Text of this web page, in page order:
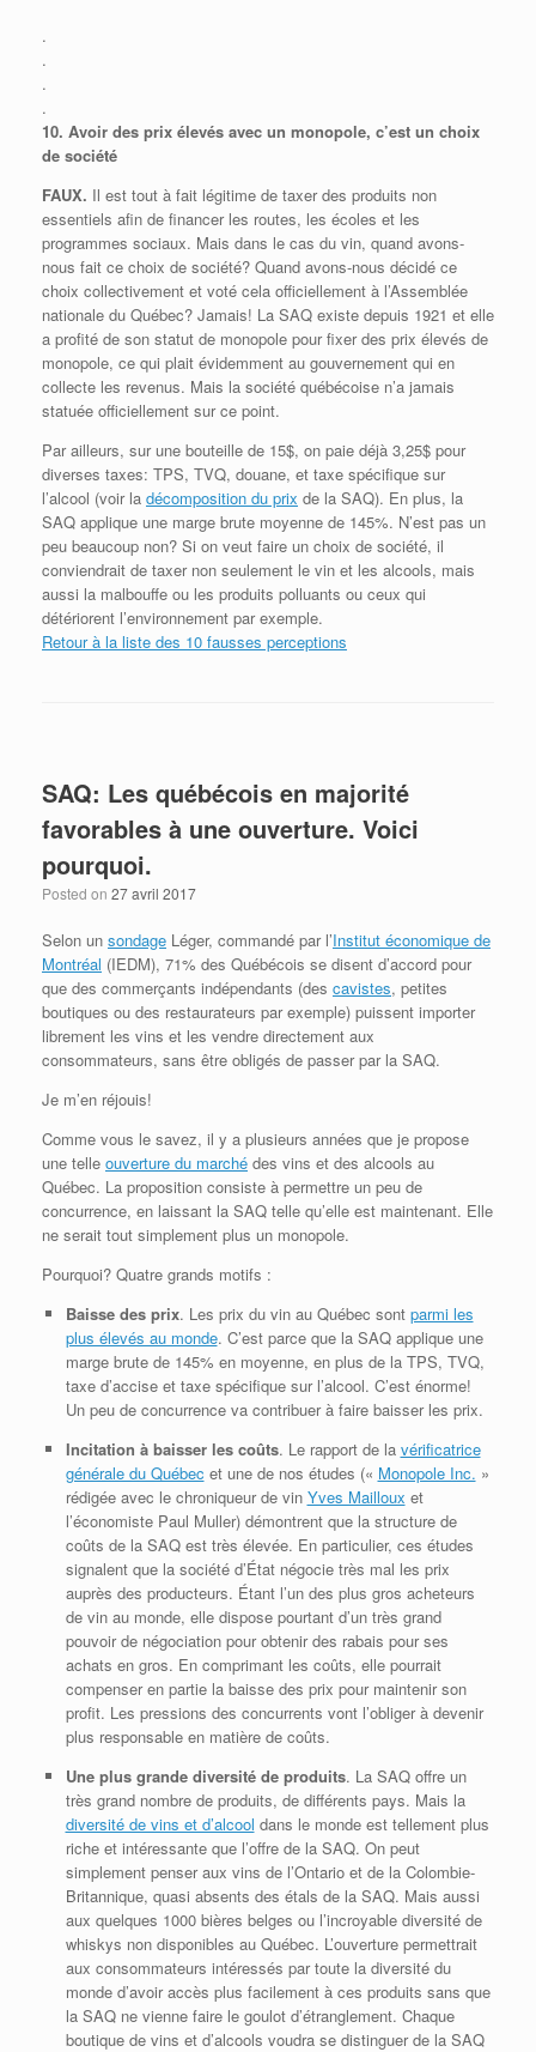
.
.
.
.
10. Avoir des prix élevés avec un monopole, c’est un choix
de société
FAUX. Il est tout à fait légitime de taxer des produits non
essentiels afin de financer les routes, les écoles et les
programmes sociaux. Mais dans le cas du vin, quand avons-
nous fait ce choix de société? Quand avons-nous décidé ce
choix collectivement et voté cela officiellement à l’Assemblée
nationale du Québec? Jamais! La SAQ existe depuis 1921 et elle
a profité de son statut de monopole pour fixer des prix élevés de
monopole, ce qui plait évidemment au gouvernement qui en
collecte les revenus. Mais la société québécoise n’a jamais
statuée officiellement sur ce point.
Par ailleurs, sur une bouteille de 15$, on paie déjà 3,25$ pour
diverses taxes: TPS, TVQ, douane, et taxe spécifique sur
l’alcool (voir la décomposition du prix de la SAQ). En plus, la
SAQ applique une marge brute moyenne de 145%. N’est pas un
peu beaucoup non? Si on veut faire un choix de société, il
conviendrait de taxer non seulement le vin et les alcools, mais
aussi la malbouffe ou les produits polluants ou ceux qui
détériorent l’environnement par exemple.
Retour à la liste des 10 fausses perceptions
SAQ: Les québécois en majorité
favorables à une ouverture. Voici
pourquoi.
Posted on 27 avril 2017
Selon un sondage Léger, commandé par l’Institut économique de
Montréal (IEDM), 71% des Québécois se disent d’accord pour
que des commerçants indépendants (des cavistes, petites
boutiques ou des restaurateurs par exemple) puissent importer
librement les vins et les vendre directement aux
consommateurs, sans être obligés de passer par la SAQ.
Je m’en réjouis!
Comme vous le savez, il y a plusieurs années que je propose
une telle ouverture du marché des vins et des alcools au
Québec. La proposition consiste à permettre un peu de
concurrence, en laissant la SAQ telle qu’elle est maintenant. Elle
ne serait tout simplement plus un monopole.
Pourquoi? Quatre grands motifs :
Baisse des prix. Les prix du vin au Québec sont parmi les
plus élevés au monde. C’est parce que la SAQ applique une
marge brute de 145% en moyenne, en plus de la TPS, TVQ,
taxe d’accise et taxe spécifique sur l’alcool. C’est énorme!
Un peu de concurrence va contribuer à faire baisser les prix.
Incitation à baisser les coûts. Le rapport de la vérificatrice
générale du Québec et une de nos études (« Monopole Inc. »
rédigée avec le chroniqueur de vin Yves Mailloux et
l’économiste Paul Muller) démontrent que la structure de
coûts de la SAQ est très élevée. En particulier, ces études
signalent que la société d’État négocie très mal les prix
auprès des producteurs. Étant l’un des plus gros acheteurs
de vin au monde, elle dispose pourtant d’un très grand
pouvoir de négociation pour obtenir des rabais pour ses
achats en gros. En comprimant les coûts, elle pourrait
compenser en partie la baisse des prix pour maintenir son
profit. Les pressions des concurrents vont l’obliger à devenir
plus responsable en matière de coûts.
Une plus grande diversité de produits. La SAQ offre un
très grand nombre de produits, de différents pays. Mais la
diversité de vins et d’alcool dans le monde est tellement plus
riche et intéressante que l’offre de la SAQ. On peut
simplement penser aux vins de l’Ontario et de la Colombie-
Britannique, quasi absents des étals de la SAQ. Mais aussi
aux quelques 1000 bières belges ou l’incroyable diversité de
whiskys non disponibles au Québec. L’ouverture permettrait
aux consommateurs intéressés par toute la diversité du
monde d’avoir accès plus facilement à ces produits sans que
la SAQ ne vienne faire le goulot d’étranglement. Chaque
boutique de vins et d’alcools voudra se distinguer de la SAQ